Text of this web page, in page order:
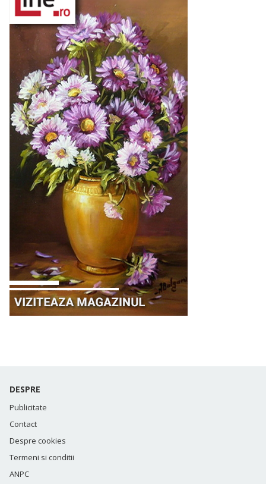
DESPRE
Publicitate
Contact
Despre cookies
Termeni si conditii
ANPC